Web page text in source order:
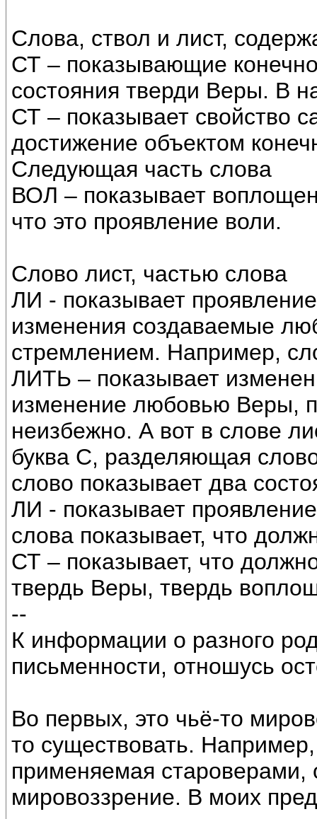
Слова, ствол и лист,
СТ – показывающие
состояния тверди Веры. В
СТ – показывает свойство
достижение объектом
Следующая часть слова
ВОЛ – показывает
что это проявление воли.
Слово лист, частью слова
ЛИ - показывает
изменения создаваемые
стремлением. Например,
ЛИТЬ – показывает
изменение любовью Веры,
неизбежно. А вот в слове
буква С, разделяющая
слово показывает два
ЛИ - показывает
слова показывает, что
СТ – показывает, что
твердь Веры, твердь
--
К информации о разного
письменности, отношусь
Во первых, это чьё-то
то существовать.
применяемая староверами,
мировоззрение. В моих